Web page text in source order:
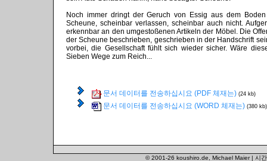
Noch immer dringt der Geruch von Essig aus dem
Scheune, scheinbar verlassen, scheinbar auch nicht.
erkennbar an den umgestoßenen Artikeln der Möbel. Die
der Scheune beschrieben, geschrieben in der Handschrift
vorbei, die Gesellschaft fühlt sich wieder sicher. Wäre
Sieben Wege zum Reich...
문서 데이터를 전송하십시요 (PDF 체재는) (24 kb)
문서 데이터를 전송하십시요 (WORD 체재는) (380 kb)
© 2001-26 koushiro.de, Michael Maier | 시